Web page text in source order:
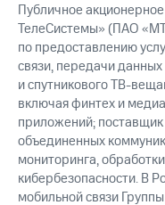
Публичное
ТелеСистемы» (ПАО
по предоставлению
связи, передачи данных
и спутникового ТВ-
включая финтех и
приложений;
объединенных
мониторинга,
кибербезопасности. В
мобильной связи